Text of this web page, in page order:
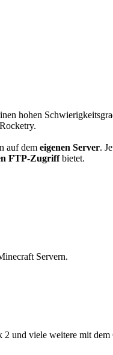
hohen
auf dem eigenen Server.
FTP-Zugriffbietet.
Servern.
und viele weitere mit